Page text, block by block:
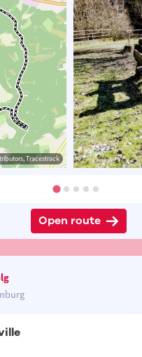
Eddy & RitaTracestrack
Open route